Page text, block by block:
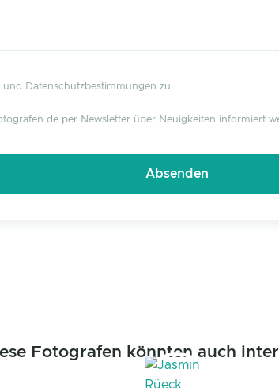
und Datenschutzbestimmungen zu.
per Newsletter über Neuigkeiten informiert
Fotografen könnten auch